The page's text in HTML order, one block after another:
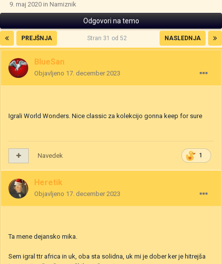
9. maj 2020 in Namiznik
Odgovori na temo
PREJŠNJA NASLEDNJA
Stran 31 od 52
BlueSan
Objavljeno 17. december 2023
Igrali World Wonders. Nice classic za kolekcijo gonna keep for sure
1
Navedek
Heretik
Objavljeno 17. december 2023
Ta mene dejansko mika.
Sem igral ttr africa in uk, oba sta solidna, uk mi je dober ker je hitrejša